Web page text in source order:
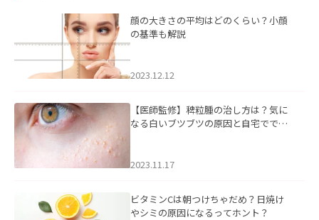
顔の大きさの平均はどのくらい？小顔
の基準も解説
2023.12.12
【医師監修】稗粒腫の治し方は？気に
なる白いブツブツの原因と自宅ででき
2023.11.17
ビタミンCは朝つけちゃだめ？日焼け
やシミの原因になるってホント？